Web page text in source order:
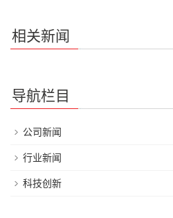
相关新闻
导航栏目
公司新闻
行业新闻
科技创新